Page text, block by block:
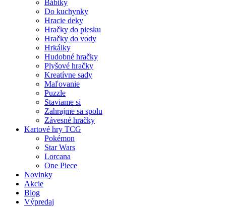
Bábiky
Do kuchynky
Hracie deky
Hračky do piesku
Hračky do vody
Hrkálky
Hudobné hračky
Plyšové hračky
Kreatívne sady
Maľovanie
Puzzle
Staviame si
Zahrajme sa spolu
Závesné hračky
Kartové hry TCG
Pokémon
Star Wars
Lorcana
One Piece
Novinky
Akcie
Blog
Výpredaj